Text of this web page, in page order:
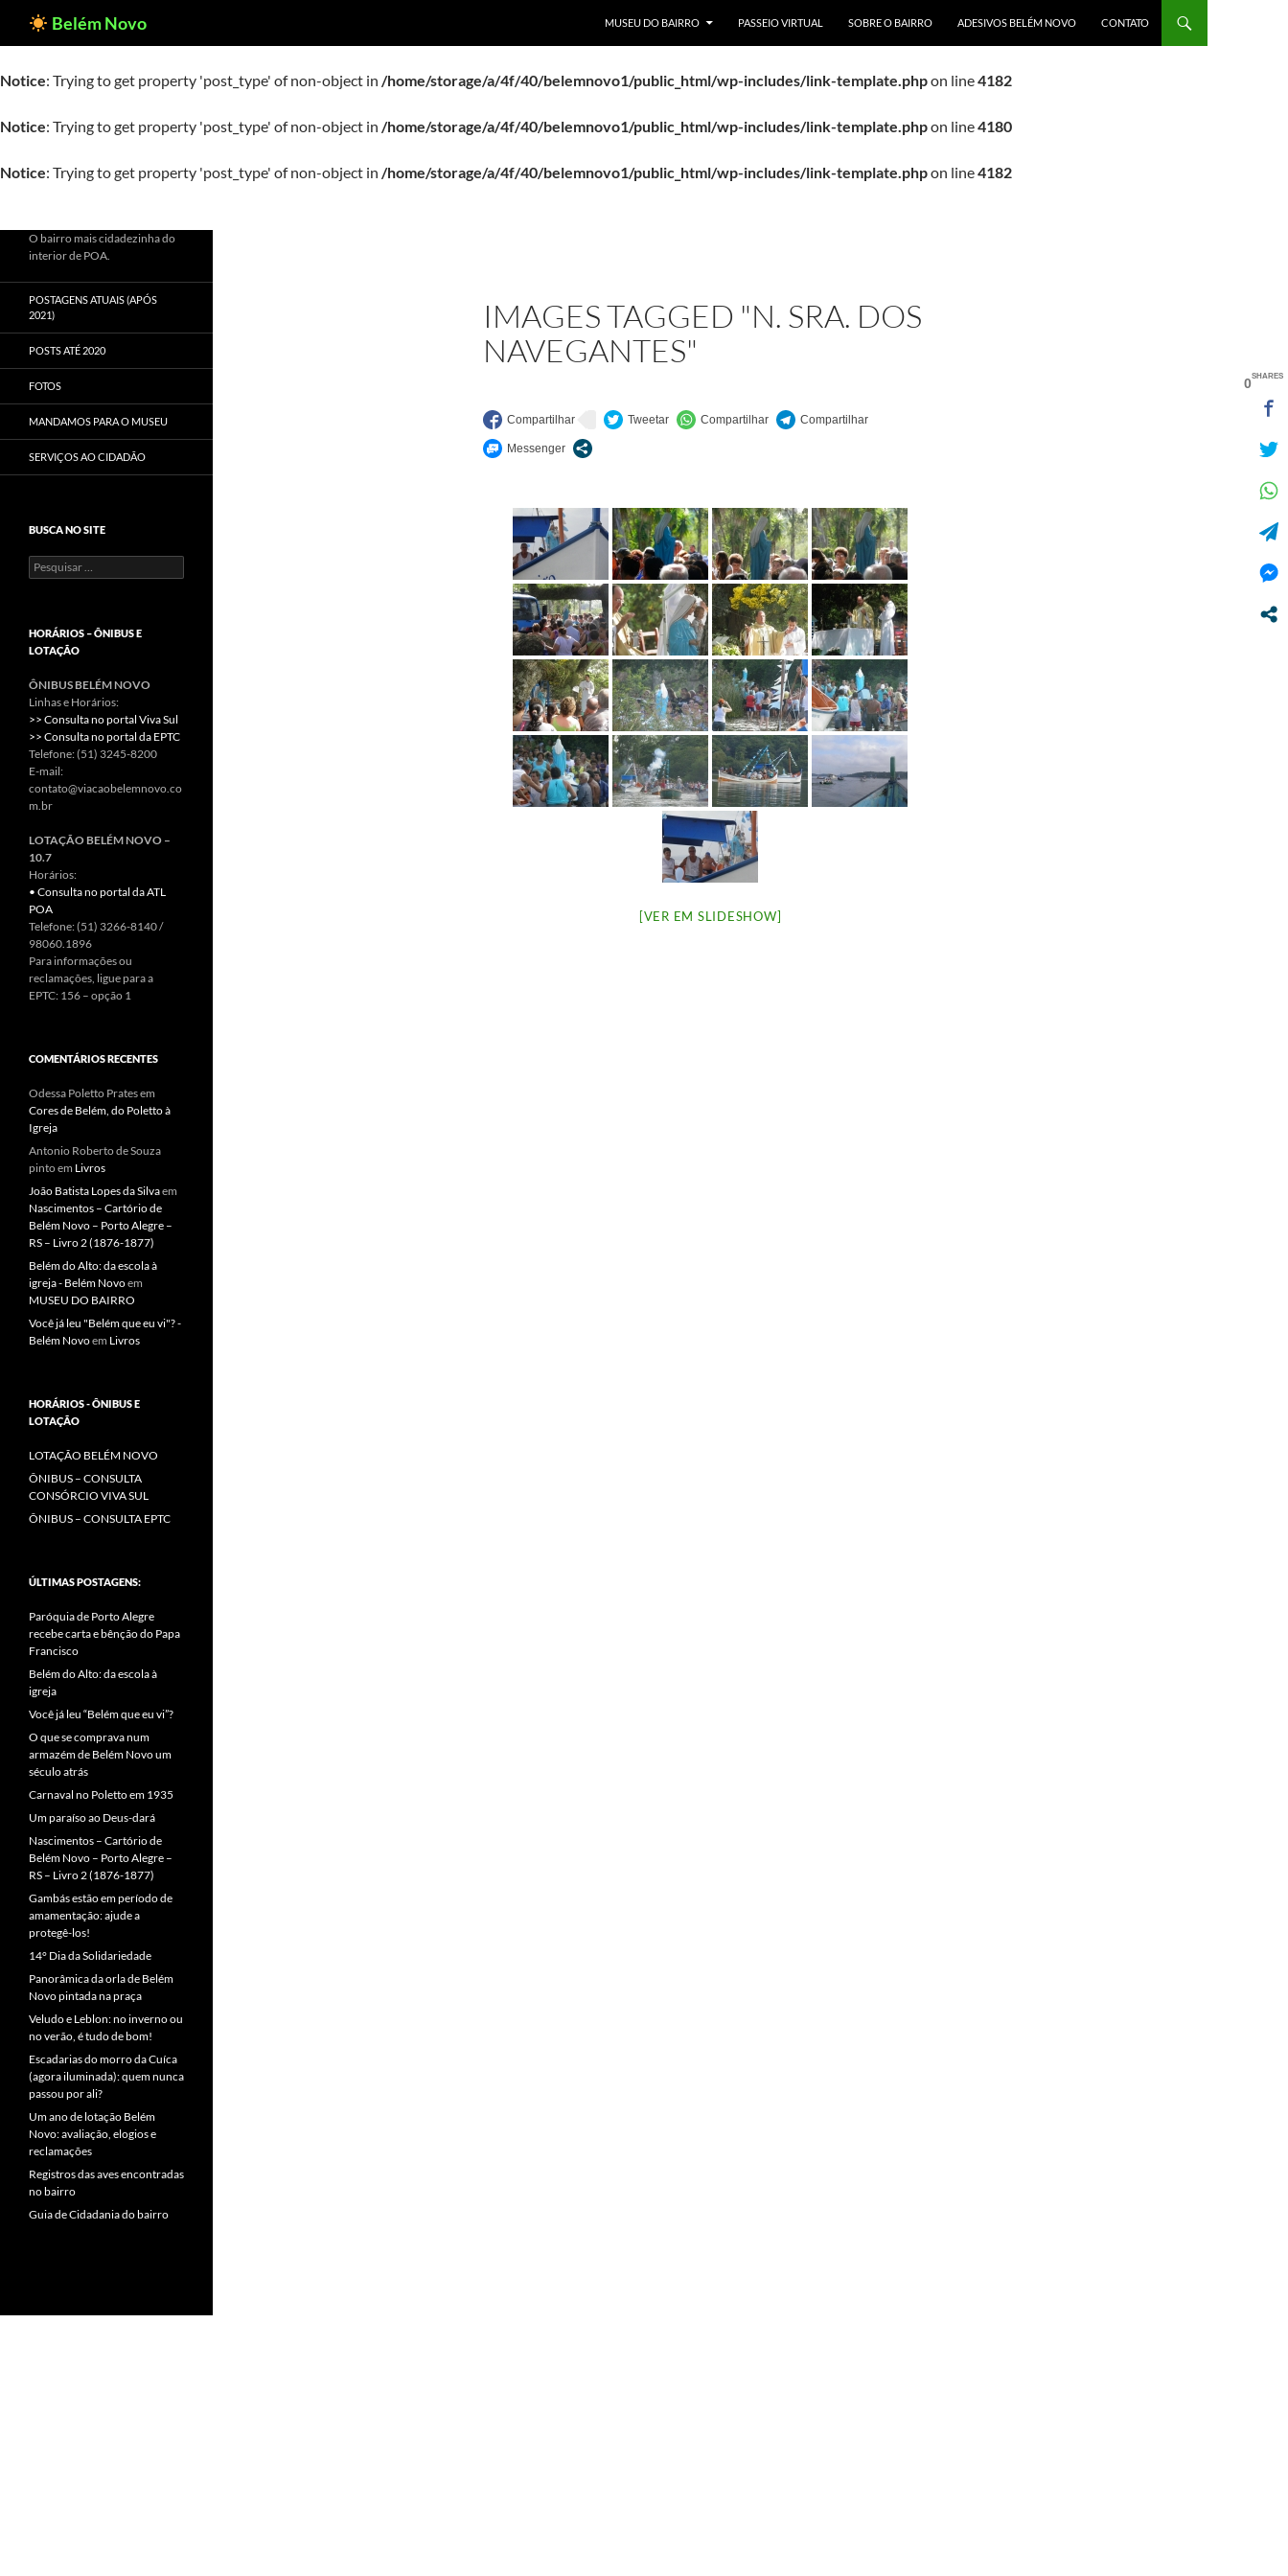
Notice : Trying to get property 'post_type' of non-object in
Notice: Trying to get property 'post_type' of non-object in /home/storage/a/4f/40/belemnovo1/public_html/wp-includes/link-template.phpon line4182
Notice: Trying to get property 'post_type' of non-object in /home/storage/a/4f/40/belemnovo1/public_html/wp-includes/link-template.phpon line4180
Notice: Trying to get property 'post_type' of non-object in /home/storage/a/4f/40/belemnovo1/public_html/wp-includes/link-template.phpon line4182
Belém Novo
Pesquisar
MUSEU DO BAIRRO
PASSEIO VIRTUAL SOBRE O BAIRRO ADESIVOS BELÉM NOVO CONTATO
IMAGES TAGGED "N. SRA. DOS
NAVEGANTES"
[VER EM SLIDESHOW]
O bairro mais cidadezinha do
interior de POA.
POSTAGENS ATUAIS (APÓS
2021)
POSTS ATÉ 2020
FOTOS
MANDAMOS PARA O MUSEU
SERVIÇOS AO CIDADÃO
BUSCA NO SITE
Pesquisar
por:
HORÁRIOS – ÔNIBUS E
LOTAÇÃO
ÔNIBUS BELÉM NOVO
Linhas e Horários:
>> Consulta no portal Viva Sul
>> Consulta no portal da EPTC
Telefone: (51) 3245-8200
E-mail:
contato@viacaobelemnovo.co
m.br
LOTAÇÃO BELÉM NOVO –
10.7
Horários:
• Consulta no portal da ATL
POA
Telefone: (51) 3266-8140 /
98060.1896
Para informações ou
reclamações, ligue para a
EPTC: 156 – opção 1
COMENTÁRIOS RECENTES
Odessa Poletto Pratesem
Cores de Belém, do Poletto à
Igreja
Antonio Roberto de Souza
pintoem Livros
João Batista Lopes da Silvaem
Nascimentos – Cartório de
Belém Novo – Porto Alegre –
RS – Livro 2 (1876-1877)
Belém do Alto: da escola à
igreja - Belém Novoem
MUSEU DO BAIRRO
Você já leu "Belém que eu vi"? -
Belém Novoem Livros
HORÁRIOS - ÔNIBUS E
LOTAÇÃO
LOTAÇÃO BELÉM NOVO
ÔNIBUS – CONSULTA
CONSÓRCIO VIVA SUL
ÔNIBUS – CONSULTA EPTC
ÚLTIMAS POSTAGENS:
Paróquia de Porto Alegre
recebe carta e bênção do Papa
Francisco
Belém do Alto: da escola à
igreja
Você já leu “Belém que eu vi”?
O que se comprava num
armazém de Belém Novo um
século atrás
Carnaval no Poletto em 1935
Um paraíso ao Deus-dará
Nascimentos – Cartório de
Belém Novo – Porto Alegre –
RS – Livro 2 (1876-1877)
Gambás estão em período de
amamentação: ajude a
protegê-los!
14° Dia da Solidariedade
Panorâmica da orla de Belém
Novo pintada na praça
Veludo e Leblon: no inverno ou
no verão, é tudo de bom!
Escadarias do morro da Cuíca
(agora iluminada): quem nunca
passou por ali?
Um ano de lotação Belém
Novo: avaliação, elogios e
reclamações
Registros das aves encontradas
no bairro
Guia de Cidadania do bairro
0SHARES